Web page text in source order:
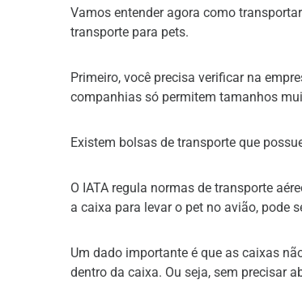
Vamos entender agora como
transporte para pets.
Primeiro, você precisa verificar na
companhias só permitem tamanhos
Existem bolsas de transporte que
O IATA regula normas de transporte
a caixa para levar o pet no avião, pode
Um dado importante é que as caixas
dentro da caixa. Ou seja, sem precisar